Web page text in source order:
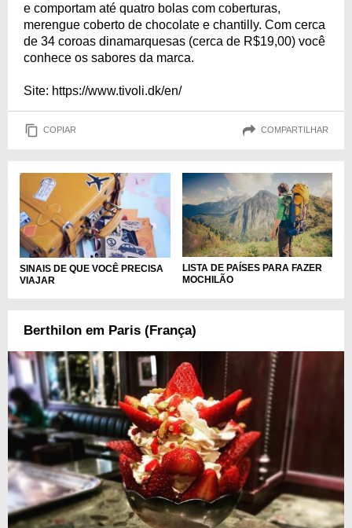
e comportam até quatro bolas com coberturas,
merengue coberto de chocolate e chantilly. Com cerca
de 34 coroas dinamarquesas (cerca de R$19,00) você
conhece os sabores da marca.
Site: https://www.tivoli.dk/en/
COPIAR COMPARTILHAR
SINAIS DE QUE VOCÊ PRECISA
VIAJAR
LISTA DE PAÍSES PARA FAZER
MOCHILÃO
Berthilon em Paris (França)